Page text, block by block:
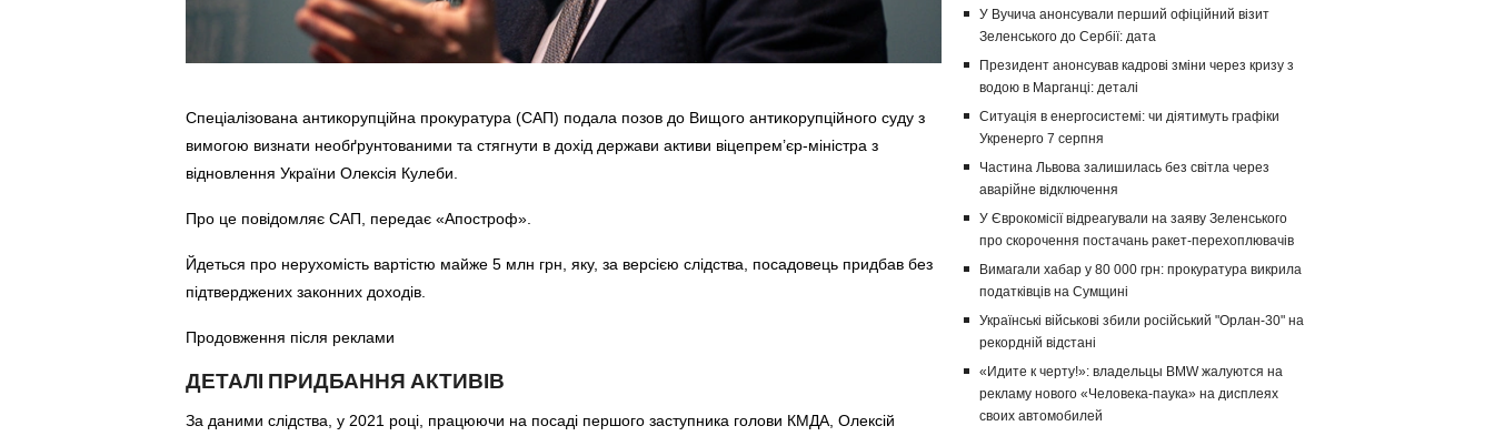
Спеціалізована антикорупційна прокуратура (САП) подала позов до Вищого антикорупційного суду з
вимогою визнати необґрунтованими та стягнути в дохід держави активи віцепрем’єр-міністра з
відновлення України Олексія Кулеби.
Про це повідомляє САП, передає «Апостроф».
Йдеться про нерухомість вартістю майже 5 млн грн, яку, за версією слідства, посадовець придбав без
підтверджених законних доходів.
Продовження після реклами
ДЕТАЛІ ПРИДБАННЯ АКТИВІВ
За даними слідства, у 2021 році, працюючи на посаді першого заступника голови КМДА, Олексій
У Вучича анонсували перший офіційний візит
Зеленського до Сербії: дата
Президент анонсував кадрові зміни через кризу з
водою в Марганці: деталі
Ситуація в енергосистемі: чи діятимуть графіки
Укренерго 7 серпня
Частина Львова залишилась без світла через
аварійне відключення
У Єврокомісії відреагували на заяву Зеленського
про скорочення постачань ракет-перехоплювачів
Вимагали хабар у 80 000 грн: прокуратура викрила
податківців на Сумщині
Українські військові збили російський "Орлан-30" на
рекордній відстані
«Идите к черту!»: владельцы BMW жалуются на
рекламу нового «Человека-паука» на дисплеях
своих автомобилей